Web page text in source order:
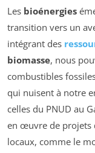
Les bioénergies
transition vers un
intégrant des
biomasse, nous
combustibles
qui nuisent à notre
celles du PNUD au
en œuvre de projets
locaux, comme le